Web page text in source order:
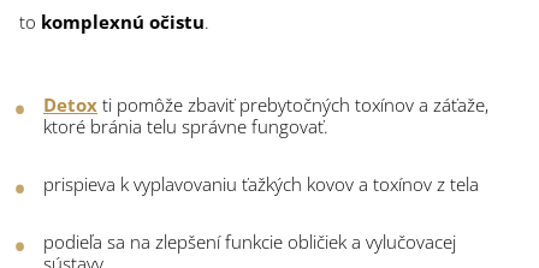
to komplexnú očistu.
Detox ti pomôže zbaviť prebytočných toxínov a záťaže,
ktoré bránia telu správne fungovať.
prispieva k vyplavovaniu ťažkých kovov a toxínov z tela
podieľa sa na zlepšení funkcie obličiek a vylučovacej